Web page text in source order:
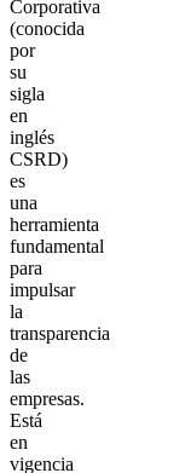
Corporativa
(conocida
por
su
sigla
en
inglés
CSRD)
es
una
herramienta
fundamental
para
impulsar
la
transparencia
de
las
empresas.
Está
en
vigencia